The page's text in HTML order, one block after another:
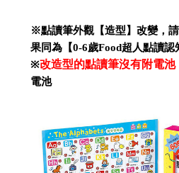
※點讀筆外觀【造型】改變，
果同為【0-6歲Food超人點讀認
※改造型的點讀筆沒有附電池
電池